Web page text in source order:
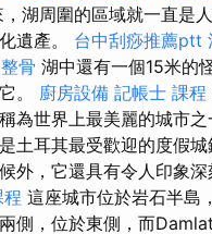
湖周圍的區域就一直是
遺產。 台中刮痧推薦ptt
骨 湖中還有一個15米的
。 廚房設備 記帳士 課程
為世界上最美麗的城市之
土耳其最受歡迎的度假
外，它還具有令人印象
這座城市位於岩石半島
側，位於東側，而